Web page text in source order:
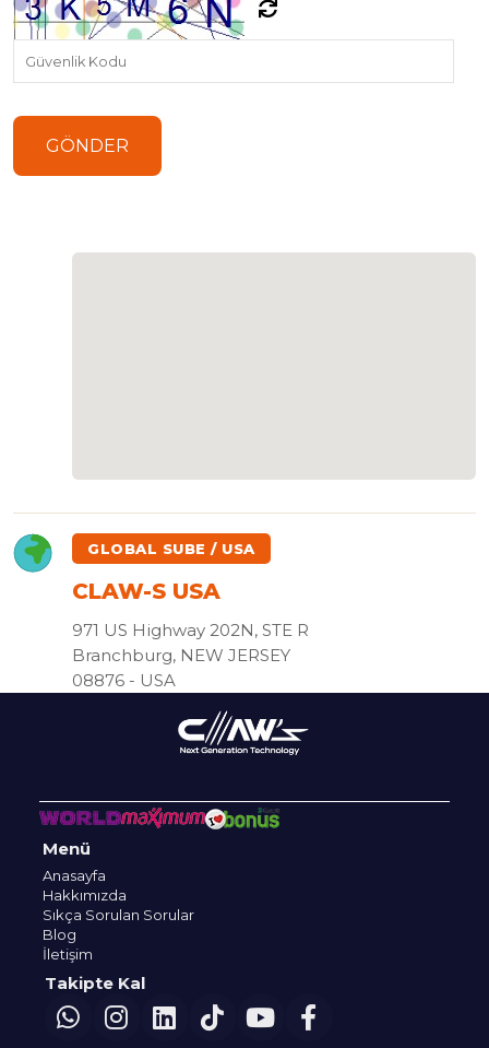
GLOBAL SUBE / USA
CLAW-S USA
971 US Highway 202N, STE R
Branchburg, NEW JERSEY
08876 - USA
Menü
Anasayfa
Hakkımızda
Sıkça Sorulan Sorular
Blog
İletişim
Takipte Kal